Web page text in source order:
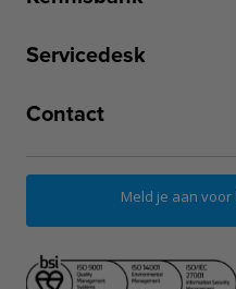
Servicedesk
Contact
Meld je aan